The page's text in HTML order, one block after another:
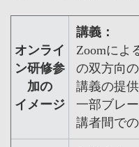
オンライ
ン研修参
加の
イメージ
講義：
Zoomによ
の双方向
講義の提供
一部ブレ
講者間で